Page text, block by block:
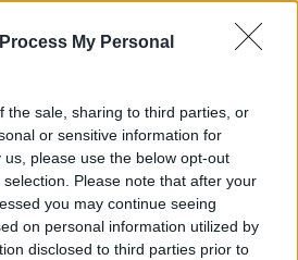
My Personal
the sale, sharing to third parties, or
or sensitive information for
please use the below opt-out
Please note that after your
you may continue seeing
on personal information utilized by
disclosed to third parties prior to